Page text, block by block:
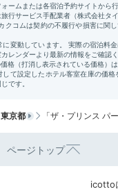
紹介したスポット
東京都 「ザ・プリンス パ
ページトップ
icotto